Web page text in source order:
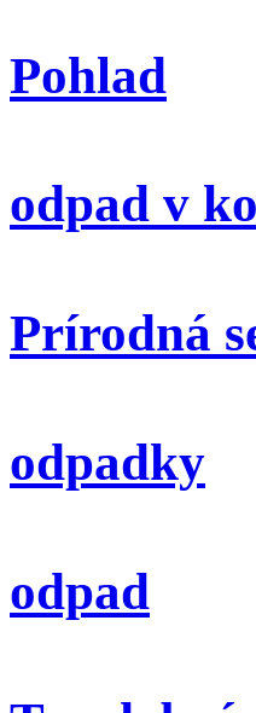
Pohlad
odpad v
Prírodná
odpadky
odpad